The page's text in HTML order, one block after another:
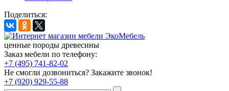
Поделиться:
ценные породы древесины
Заказ мебели по телефону:
+7 (495) 741-82-02
Не смогли дозвониться? Закажите звонок!
+7 (920) 929-55-88